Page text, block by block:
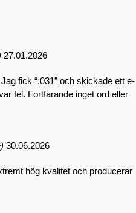
27.01.2026
fick “.031” och skickade ett e-
fel. Fortfarande inget ord eller
30.06.2026
hög kvalitet och producerar